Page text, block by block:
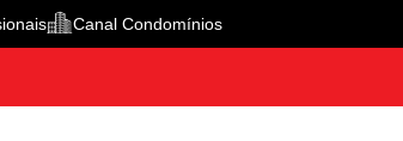
Canal Condomínios